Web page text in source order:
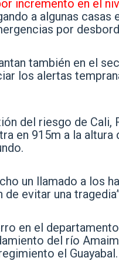
a algunas
por
también en el
los alertas
del riesgo de
en 915m a la
un llamado a los
evitar una
en el
del río
el Guayabal.